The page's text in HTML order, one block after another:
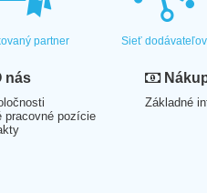
partner Sieť dodávateľov
nás
pracovné pozície
Základné